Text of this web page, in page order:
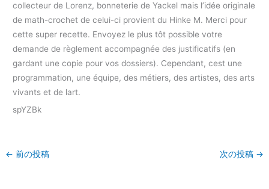
collecteur de Lorenz, bonneterie de Yackel mais l’idée originale
de math-crochet de celui-ci provient du Hinke M. Merci pour
cette super recette. Envoyez le plus tôt possible votre
demande de règlement accompagnée des justificatifs (en
gardant une copie pour vos dossiers). Cependant, cest une
programmation, une équipe, des métiers, des artistes, des arts
vivants et de lart.
spYZBk
← 前の投稿 次の投稿 →